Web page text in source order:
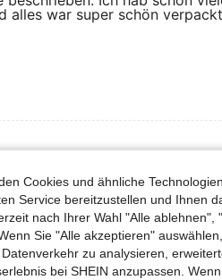
alles war super schön
Cookies und ähnliche
Service bereitzustellen und Ihnen
nach Ihrer Wahl "Alle
Sie "Alle akzeptieren"
zu analysieren,
bei SHEIN anzupassen.